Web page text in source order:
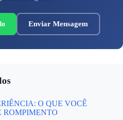
Enviar Mensagem
O QUE VOCÊ
ROMPIMENTO